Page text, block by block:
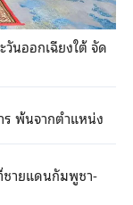
นออกเฉียงใต้ จัด
พ้นจากตำแหน่ง
ชายแดนกัมพูชา-